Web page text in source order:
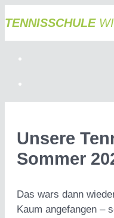
TENNISSCHULE
Unsere
Sommer
Das wars dann
Kaum angefangen –